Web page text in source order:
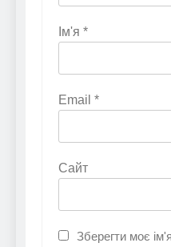
Ім'я *
Email *
Сайт
Зберегти моє